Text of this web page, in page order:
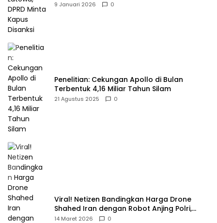
9 Januari 2026 0
Penelitian: Cekungan Apollo di Bulan
Terbentuk 4,16 Miliar Tahun Silam
21 Agustus 2025 0
Viral! Netizen Bandingkan Harga Drone
Shahed Iran dengan Robot Anjing Polri,
Selisihnya Capai 5 Kali Lipat
14 Maret 2026 0